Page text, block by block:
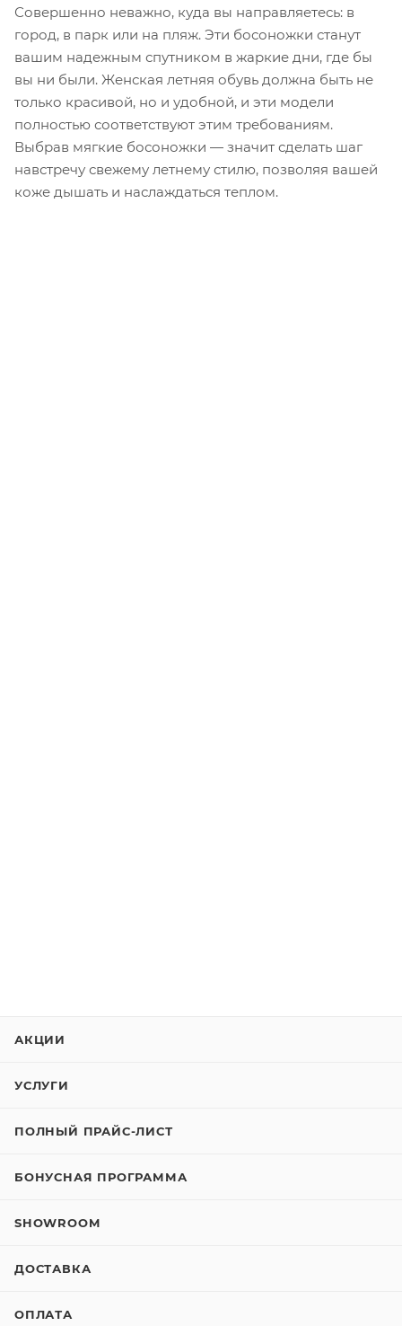
Совершенно неважно, куда вы направляетесь: в
город, в парк или на пляж. Эти босоножки станут
вашим надежным спутником в жаркие дни, где бы
вы ни были. Женская летняя обувь должна быть не
только красивой, но и удобной, и эти модели
полностью соответствуют этим требованиям.
Выбрав мягкие босоножки — значит сделать шаг
навстречу свежему летнему стилю, позволяя вашей
коже дышать и наслаждаться теплом.
АКЦИИ
УСЛУГИ
ПОЛНЫЙ ПРАЙС-ЛИСТ
БОНУСНАЯ ПРОГРАММА
SHOWROOM
ДОСТАВКА
ОПЛАТА